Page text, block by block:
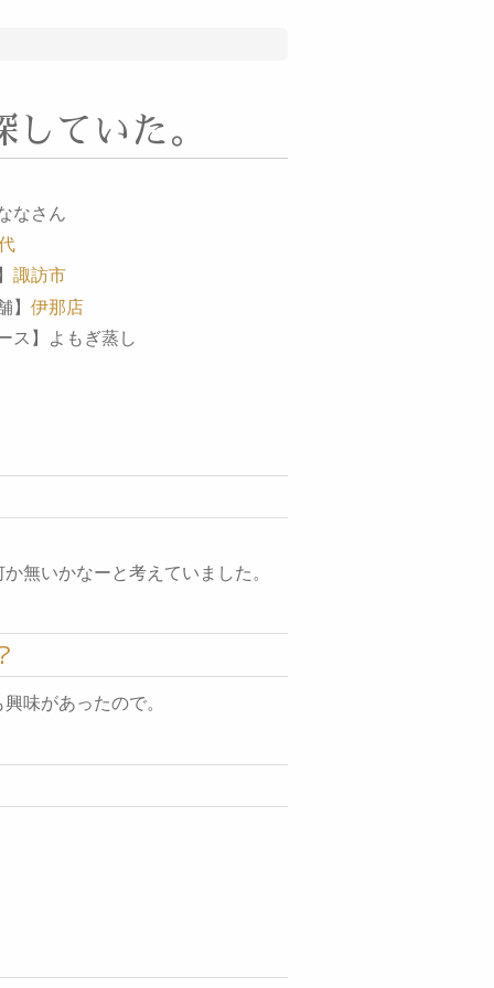
ていた。
なさん
諏訪市
伊那店
ス】よもぎ蒸し
無いかなーと考えていました。
味があったので。